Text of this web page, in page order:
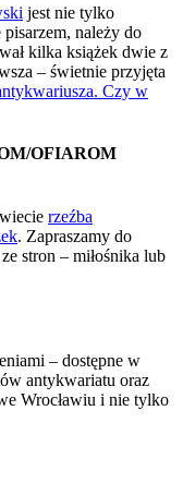
jest nie tylko
należy do
kilka książek dwie z
– świetnie przyjęta
Czy w
OFIAROM
rzeźba
. Zapraszamy do
stron – miłośnika lub
– dostępne w
antykwariatu oraz
Wrocławiu i nie tylko